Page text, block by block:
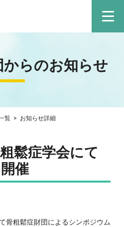
からのお知らせ
覧 > お知らせ詳細
鬆症学会にて
催
骨粗鬆症財団によるシンポジウム